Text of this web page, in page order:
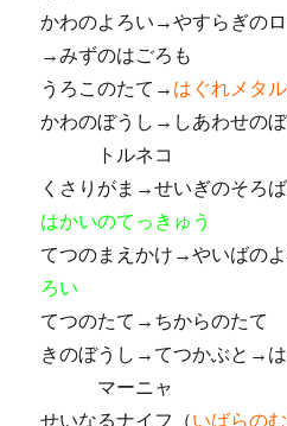
かわのよろい→やすらぎの
→みずのはごろも
うろこのたて→ はぐれメタ
かわのぼうし→しあわせの
トルネコ
くさりがま→せいぎのそろ
はかいのてっきゅう
てつのまえかけ→やいばの
ろい
てつのたて→ちからのたて
きのぼうし→てつかぶと→は
マーニャ
せいなるナイフ（いばらの